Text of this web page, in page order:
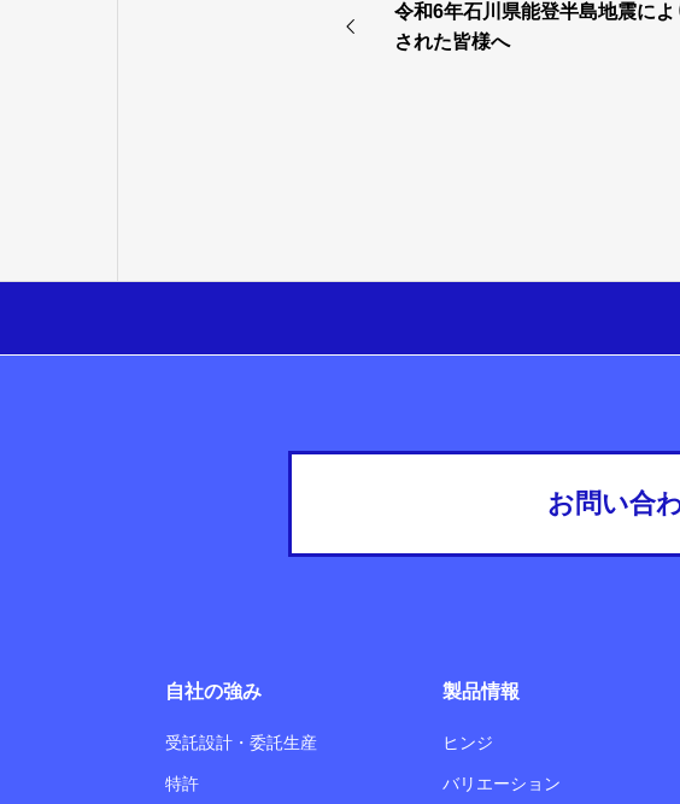
令和6年石川県能登半島地震によ
された皆様へ
お問い合
自社の強み
受託設計・委託生産
特許
製品情報
ヒンジ
バリエーション